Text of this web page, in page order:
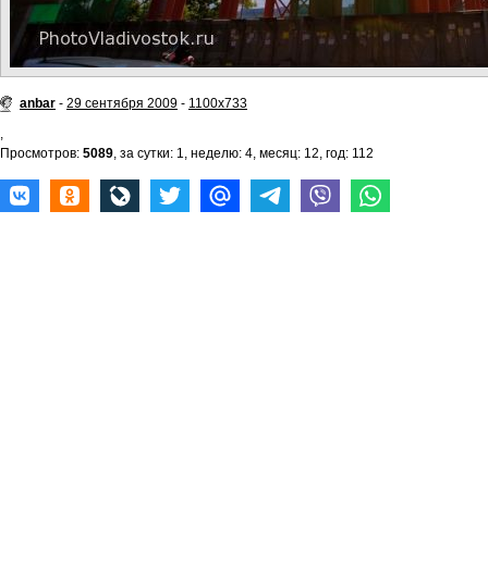
anbar - 29 сентября 2009 - 1100x733
,
Просмотров: 5089, за сутки: 1, неделю: 4, месяц: 12, год: 112